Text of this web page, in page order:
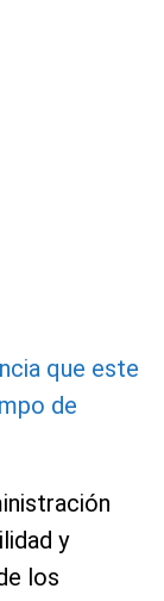
que este
de
y
los